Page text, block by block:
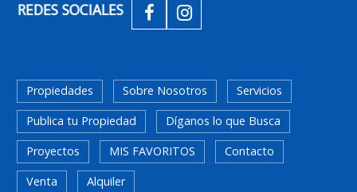
REDES SOCIALES
Propiedades Sobre Nosotros
Servicios
Publica tu Propiedad
Díganos lo que Busca
Proyectos
MIS FAVORITOS
Contacto
Venta
Alquiler